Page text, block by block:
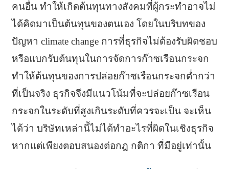
คนอื่น ทำให้เกิดต้นทุนทางสังคมที่ผู้กระทำอาจไม่
ได้คิดมาเป็นต้นทุนของตนเอง โดยในบริบทของ
ปัญหา climate change การที่ธุรกิจไม่ต้องรับผิดชอบ
หรือแบกรับต้นทุนในการจัดการก๊าซเรือนกระจก
ทำให้ต้นทุนของการปล่อยก๊าซเรือนกระจกต่ำกว่า
ที่เป็นจริง ธุรกิจจึงมีแนวโน้มที่จะปล่อยก๊าซเรือน
กระจกในระดับที่สูงเกินระดับที่ควรจะเป็น จะเห็น
ได้ว่า บริษัทเหล่านี้ไม่ได้ทำอะไรที่ผิดในเชิงธุรกิจ
หากแต่เพียงตอบสนองต่อกฎ กติกา ที่มีอยู่เท่านั้น